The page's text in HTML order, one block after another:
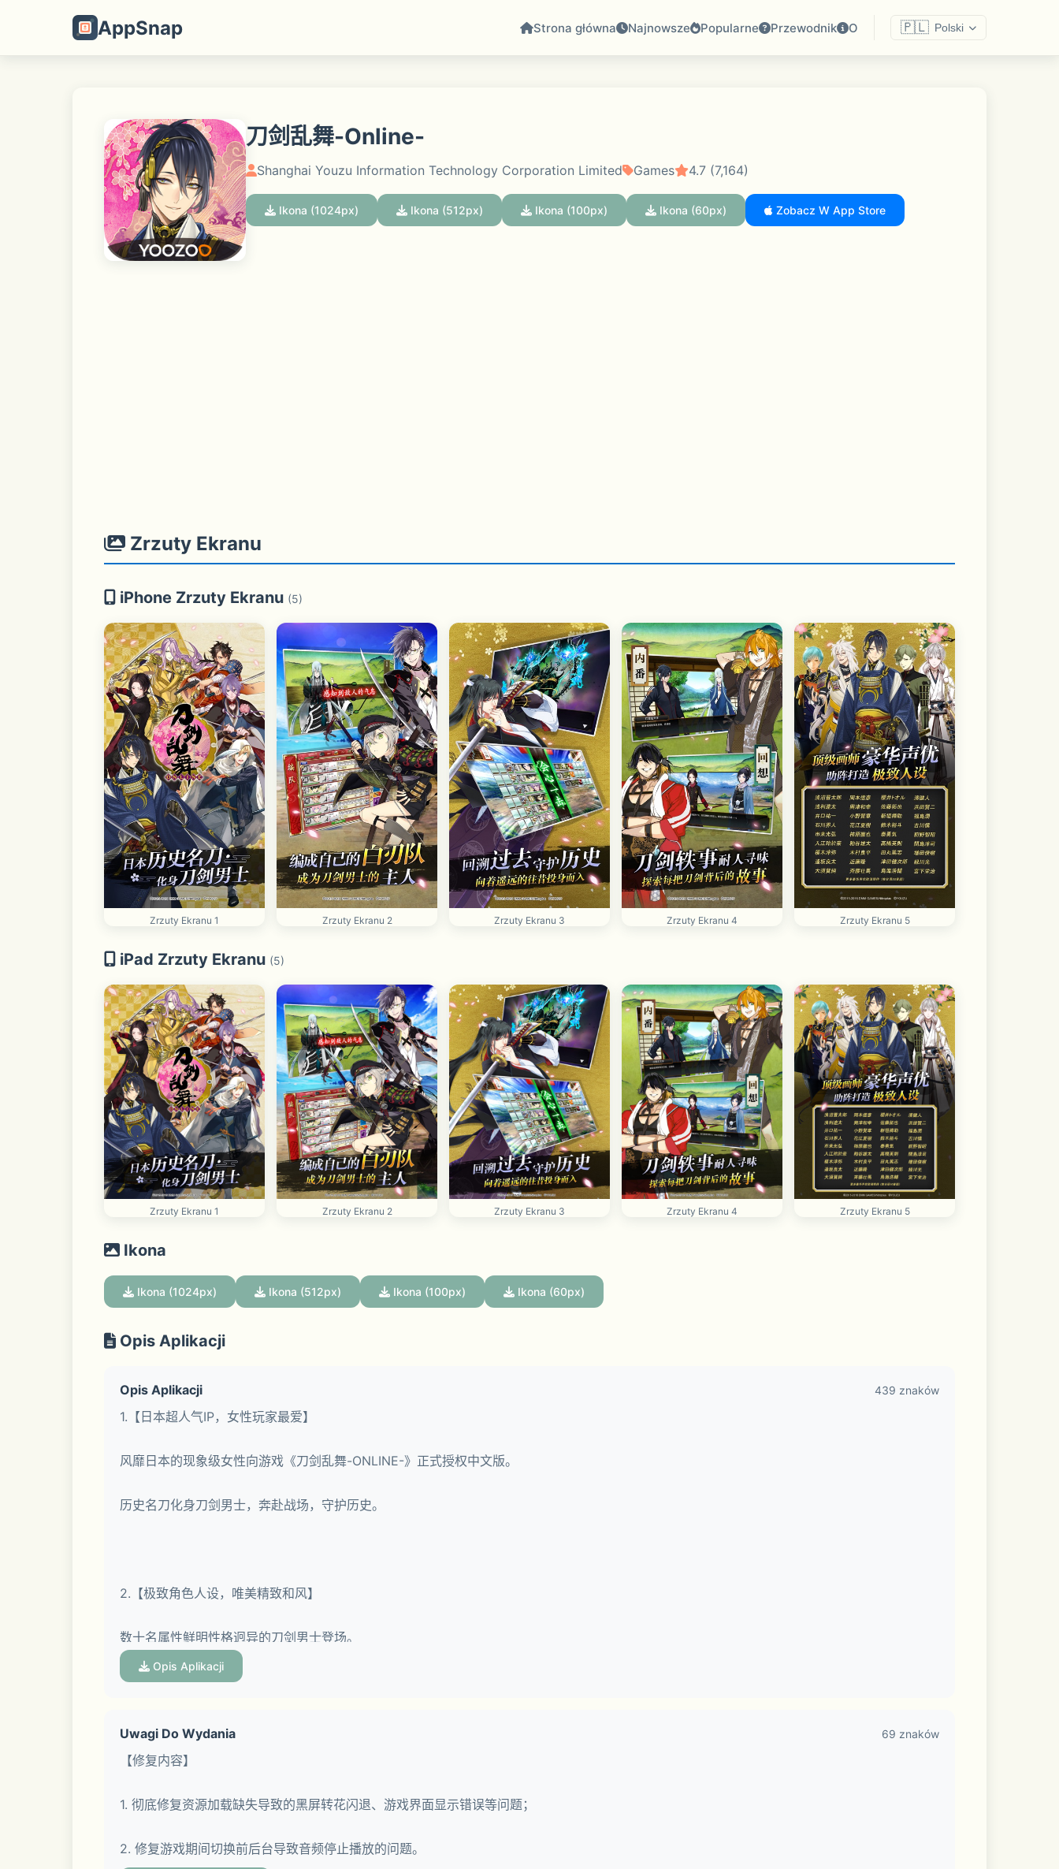
AppSnap Strona główna Najnowsze Popularne Przewodnik O 🇵🇱 Polski
刀剑乱舞-Online-
Shanghai Youzu Information Technology Corporation Limited Games 4.7 (7,164)
Ikona (1024px) Ikona (512px) Ikona (100px) Ikona (60px) Zobacz W App Store
Zrzuty Ekranu
iPhone Zrzuty Ekranu (5)
Zrzuty Ekranu 1 Zrzuty Ekranu 2 Zrzuty Ekranu 3 Zrzuty Ekranu 4 Zrzuty Ekranu 5
iPad Zrzuty Ekranu (5)
Zrzuty Ekranu 1 Zrzuty Ekranu 2 Zrzuty Ekranu 3 Zrzuty Ekranu 4 Zrzuty Ekranu 5
Ikona
Ikona (1024px) Ikona (512px) Ikona (100px) Ikona (60px)
Opis Aplikacji
Opis Aplikacji 439 znaków
1.【日本超人气IP，女性玩家最爱】
风靡日本的现象级女性向游戏《刀剑乱舞-ONLINE-》正式授权中文版。
历史名刀化身刀剑男士，奔赴战场，守护历史。
2.【极致角色人设，唯美精致和风】
数十名属性鲜明性格迥异的刀剑男士登场。
唯美日式风情，精致和风画面。众多一线画师精心绘制海量立绘，更有丰富精美的景趣等你收集！
3.【豪华声优阵容，演绎视听盛宴】
日本豪华声优阵容倾情演绎。
Opis Aplikacji
Uwagi Do Wydania 69 znaków
【修复内容】
1. 彻底修复资源加载缺失导致的黑屏转花闪退、游戏界面显示错误等问题；
2. 修复游戏期间切换前后台导致音频停止播放的问题。